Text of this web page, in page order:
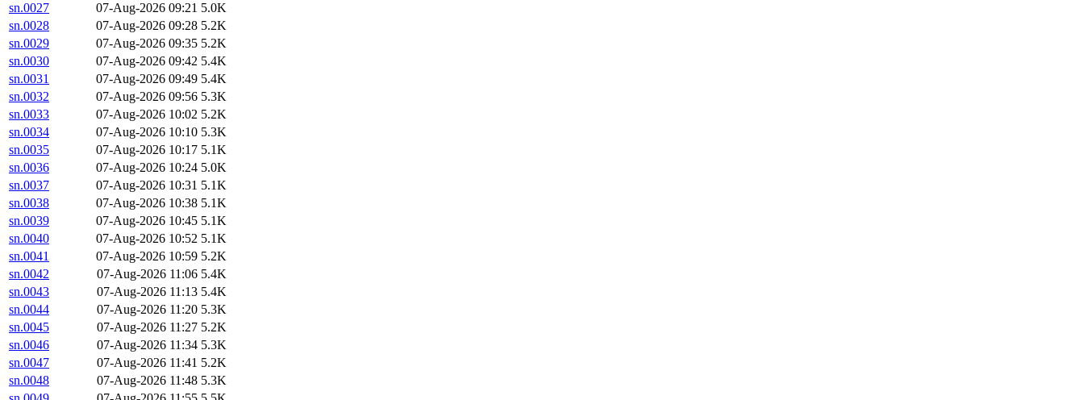
sn.0027
07-Aug-2026 09:21 5.0K
sn.0028
07-Aug-2026 09:28 5.2K
sn.0029
07-Aug-2026 09:35 5.2K
sn.0030
07-Aug-2026 09:42 5.4K
sn.0031
07-Aug-2026 09:49 5.4K
sn.0032
07-Aug-2026 09:56 5.3K
sn.0033
07-Aug-2026 10:02 5.2K
sn.0034
07-Aug-2026 10:10 5.3K
sn.0035
07-Aug-2026 10:17 5.1K
sn.0036
07-Aug-2026 10:24 5.0K
sn.0037
07-Aug-2026 10:31 5.1K
sn.0038
07-Aug-2026 10:38 5.1K
sn.0039
07-Aug-2026 10:45 5.1K
sn.0040
07-Aug-2026 10:52 5.1K
sn.0041
07-Aug-2026 10:59 5.2K
sn.0042
07-Aug-2026 11:06 5.4K
sn.0043
07-Aug-2026 11:13 5.4K
sn.0044
07-Aug-2026 11:20 5.3K
sn.0045
07-Aug-2026 11:27 5.2K
sn.0046
07-Aug-2026 11:34 5.3K
sn.0047
07-Aug-2026 11:41 5.2K
sn.0048
07-Aug-2026 11:48 5.3K